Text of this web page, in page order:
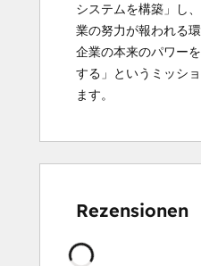
システムを構築」し
業の努力が報われる
企業の本来のパワー
する」というミッシ
ます。
Rezensionen
Wird